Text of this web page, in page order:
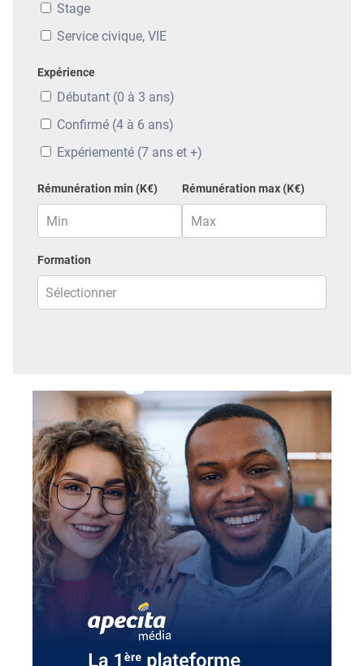
Stage
Service civique, VIE
Expérience
Débutant (0 à 3 ans)
Confirmé (4 à 6 ans)
Expériementé (7 ans et +)
Rémunération min (K€) Rémunération max (K€)
Formation